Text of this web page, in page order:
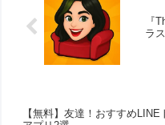
『
ラ
【無料】友達！おすすめLINE